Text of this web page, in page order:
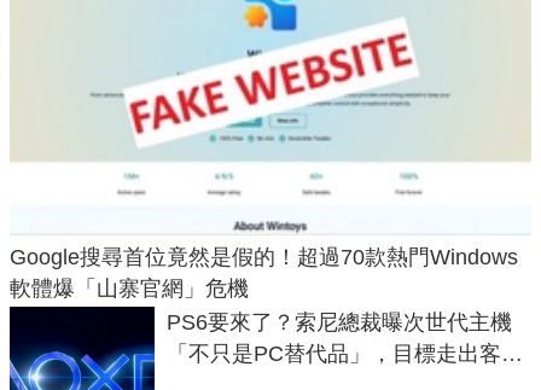
Google搜尋首位竟然是假的！超過70款熱門Windows
軟體爆「山寨官網」危機
PS6要來了？索尼總裁曝次世代主機
「不只是PC替代品」，目標走出客